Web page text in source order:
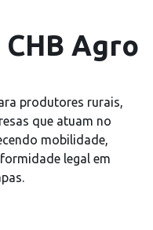
Agro
produtores rurais,
que atuam no
mobilidade,
legal em